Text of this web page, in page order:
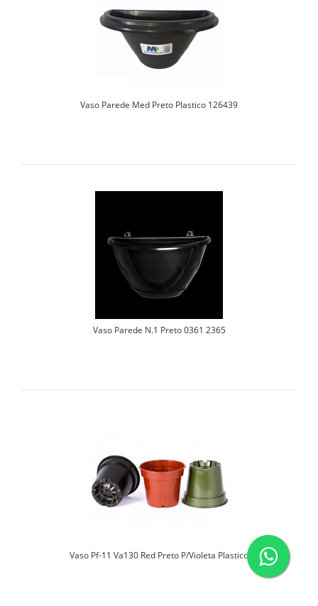
Vaso Parede Med Preto Plastico 126439
Vaso Parede N.1 Preto 0361 2365
Vaso Pf-11 Va130 Red Preto P/Violeta Plastico